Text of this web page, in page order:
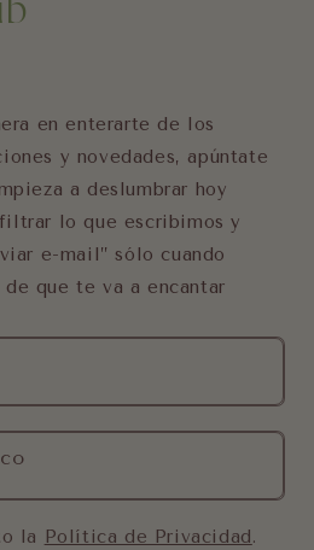
en enterarte de los
y novedades, apúntate
a deslumbrar hoy
lo que escribimos y
e-mail” sólo cuando
que te va a encantar
la Política de Privacidad .